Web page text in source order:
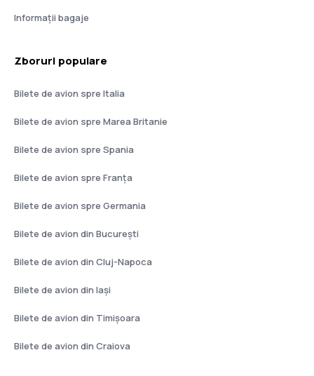
Informații bagaje
Zboruri populare
Bilete de avion spre Italia
Bilete de avion spre Marea Britanie
Bilete de avion spre Spania
Bilete de avion spre Franţa
Bilete de avion spre Germania
Bilete de avion din București
Bilete de avion din Cluj-Napoca
Bilete de avion din Iași
Bilete de avion din Timișoara
Bilete de avion din Craiova